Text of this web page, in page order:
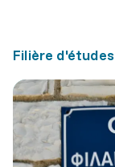
Filière